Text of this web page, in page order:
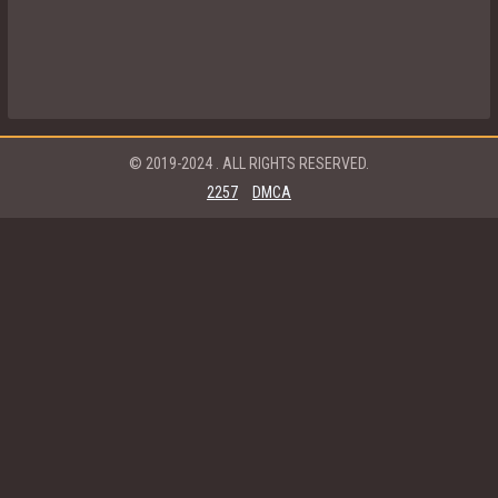
© 2019-2024
. ALL RIGHTS RESERVED.
2257
DMCA